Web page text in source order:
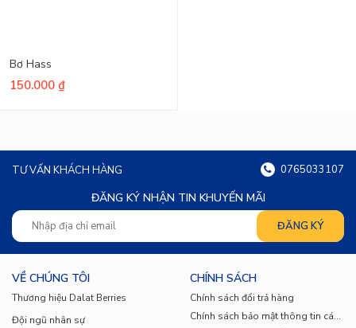
Bơ Hass
150.000 ₫
TƯ VẤN KHÁCH HÀNG 0765033107
ĐĂNG KÝ NHẬN TIN KHUYẾN MÃI
VỀ CHÚNG TÔI
Thương hiệu Dalat Berries
Đội ngũ nhân sự
CHÍNH SÁCH
Chính sách đổi trả hàng
Chính sách bảo mật thông tin cá